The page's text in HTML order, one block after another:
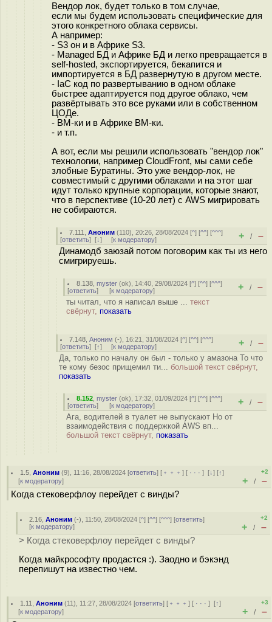
Вендор лок, будет только в том случае,
если мы будем использовать специфические для
этого конкретного облака сервисы.
А например:
- S3 он и в Африке S3.
- Managed БД и Африке БД и легко превращается в
self-hosted, экспортируется, бекапится и
импортируется в БД развернутую в другом месте.
- IaC код по развертыванию в одном облаке
быстрее адаптируется под другое облако, чем
развёртывать это все руками или в собственном
ЦОДе.
- ВМ-ки и в Африке ВМ-ки.
- и т.п.
А вот, если мы решили использовать "вендор лок"
технологии, например CloudFront, мы сами себе
злобные Буратины. Это уже вендор-лок, не
совместимый с другими облаками и на этот шаг
идут только крупные корпорации, которые знают,
что в перспективе (10-20 лет) с AWS мигрировать
не собираются.
7.111 ,Аноним (110), 20:26, 28/08/2024 [^] [^^] [^^^]
[ответить] [↓] [к модератору] + / –
Динамодб заюзай потом поговорим как ты из него
смигрируешь.
8.138 ,myster (ok), 14:40, 29/08/2024 [^] [^^] [^^^]
[ответить] [к модератору] + / –
ты читал, что я написал выше ... текст
свёрнут, показать
7.148 ,Аноним (-), 16:21, 31/08/2024 [^] [^^] [^^^]
[ответить] [↑] [к модератору] + / –
Да, только по началу он был - только у амазона То что
те кому безос прищемил ти... большой текст свёрнут,
показать
8.152 ,myster (ok), 17:32, 01/09/2024 [^] [^^] [^^^]
[ответить] [к модератору] + / –
Ага, водителей в туалет не выпускают Но от
взаимодействия с поддержкой AWS вп...
большой текст свёрнут, показать
1.5 ,Аноним (9), 11:16, 28/08/2024 [ответить] [ ﹢﹢﹢] [ · · ·][↓] [↑]
[к модератору]
+2
+ / –
Когда стековерфлоу перейдет с винды?
2.16 ,Аноним (-), 11:50, 28/08/2024 [^] [^^] [^^^] [ответить]
[к модератору]
+2
+ / –
> Когда стековерфлоу перейдет с винды?
Когда майкрософту продастся :). Заодно и бэкэнд
перепишут на известно чем.
1.11 ,Аноним (11), 11:27, 28/08/2024 [ответить] [ ﹢﹢﹢] [ · · ·][↑]
[к модератору]
+3
+ / –